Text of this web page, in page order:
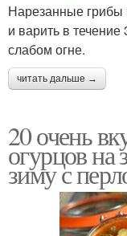
Нарезанные грибы
и варить в
слабом огне.
читать дальше →
20 очень
огурцов на
зиму с